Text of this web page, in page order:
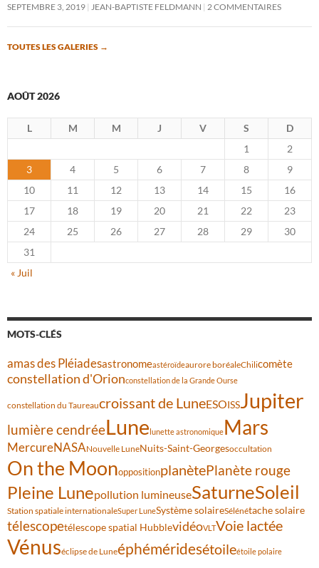
SEPTEMBRE 3, 2019
JEAN-BAPTISTE FELDMANN 2 COMMENTAIRES
TOUTES LES GALERIES →
AOÛT 2026
L M M J V S
D
1
2
3
4 5 6 7 8
9
10
11 12 13 14 15
16
17
18 19 20 21 22
23
24
25 26 27 28 29
30
31
« Juil
MOTS-CLÉS
amas des Pléiadesastronomeastéroïdeaurore boréaleChilicomète
constellation d'Orionconstellation de la Grande Ourse
constellation du Taureaucroissant de LuneESOISSJupiter
lumière cendréeLunelunette astronomiqueMars
MercureNASANouvelle LuneNuits-Saint-Georgesoccultation
On the MoonoppositionplanètePlanète rouge
Pleine Lunepollution lumineuseSaturneSoleil
Station spatiale internationaleSuper LuneSystème solaireSélénétache solaire
télescopetélescope spatial HubblevidéoVLTVoie lactée
Vénuséclipse de Luneéphéméridesétoileétoile polaire